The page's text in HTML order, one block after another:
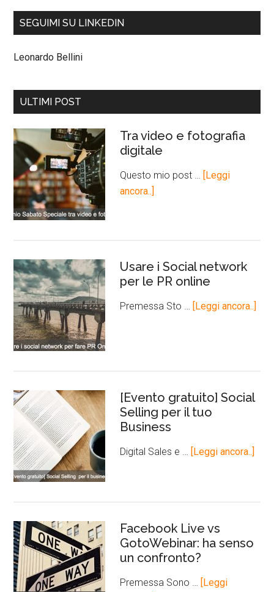
SEGUIMI SU LINKEDIN
Leonardo Bellini
ULTIMI POST
Tra video e fotografia
digitale
Questo mio post …
[Leggi
ancora..]
Usare i Social network
per le PR online
Premessa Sto … [Leggi ancora..]
[Evento gratuito] Social
Selling per il tuo
Business
Digital Sales e … [Leggi ancora..]
Facebook Live vs
GotoWebinar: ha senso
un confronto?
Premessa Sono …
[Leggi